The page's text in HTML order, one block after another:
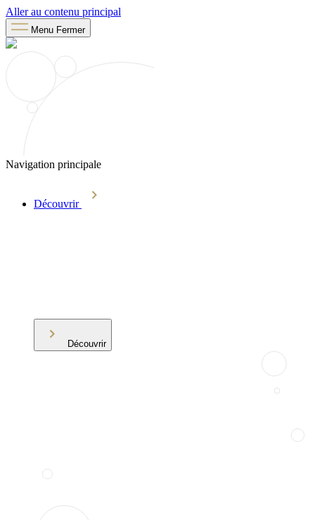
Aller au contenu principal
Menu Fermer
Navigation principale
Découvrir
Découvrir